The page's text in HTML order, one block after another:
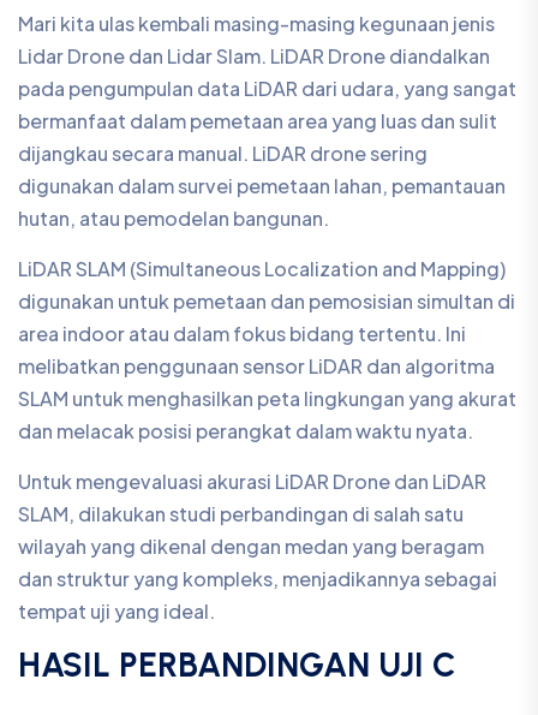
area indoor atau dalam fokus bidang tertentu. Ini
melibatkan penggunaan sensor LiDAR dan algoritma
SLAM untuk menghasilkan peta lingkungan yang akurat
dan melacak posisi perangkat dalam waktu nyata.
Untuk mengevaluasi akurasi LiDAR Drone dan LiDAR
SLAM, dilakukan studi perbandingan di salah satu
dan struktur yang kompleks, menjadikannya sebagai
tempat uji yang ideal.
HASIL PERBANDINGAN UJI C
POINT CLOUD:
POHON